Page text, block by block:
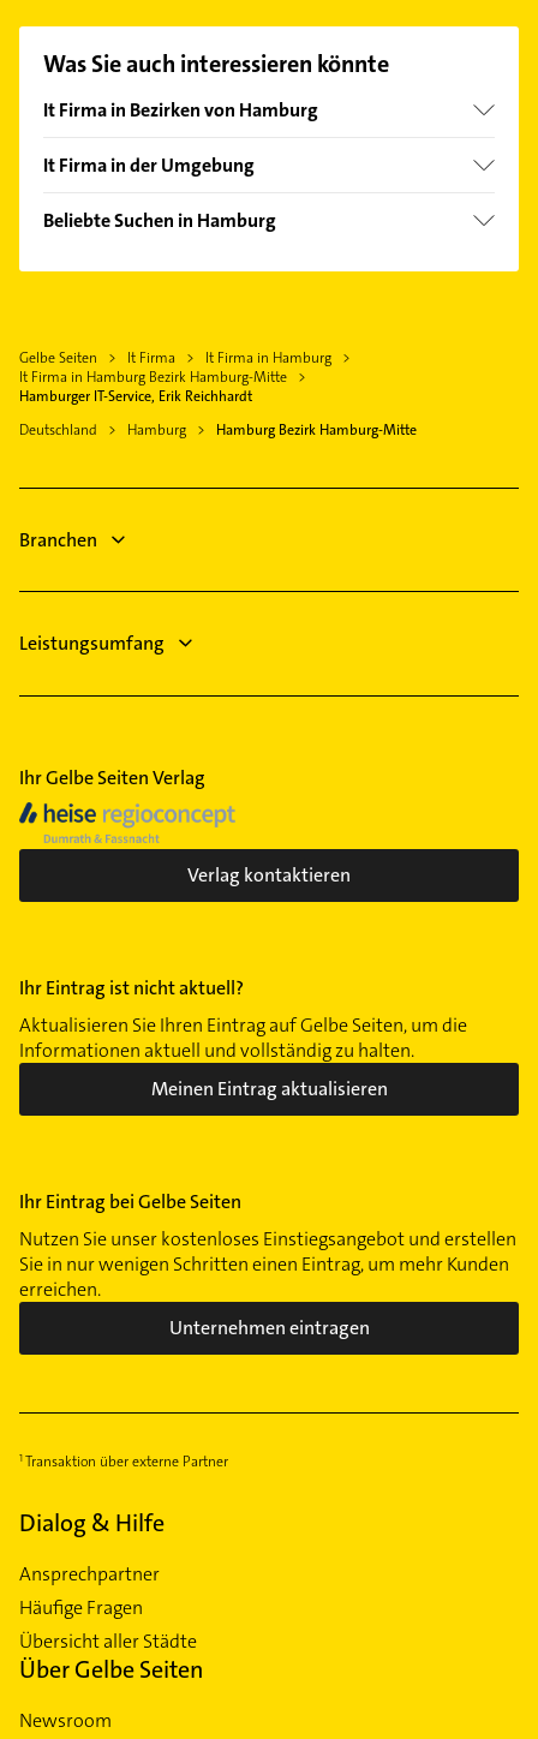
Hier finden Sie alleKontaktdaten
Was Sie auch interessieren könnte
It Firma in Bezirken von Hamburg
Bezirk Altona
Bezirk Eimsbüttel
It Firma in der Umgebung
Oststeinbek
Schenefeld
Halstenbek Holstein
Rellingen
Beliebte Suchen in Hamburg
Gebäudereinigung
Elektroinstallation
Elektriker
Rohrreinigung
Gelbe Seiten It Firma
It Firma in Hamburg
It Firma in Hamburg Bezirk Hamburg-Mitte
Hamburger IT-Service, Erik Reichhardt
Deutschland
Hamburg Hamburg Bezirk Hamburg-Mitte
Branchen
Leistungsumfang
Ihr Gelbe Seiten Verlag
Verlag kontaktieren
Ihr Eintrag ist nicht aktuell?
Aktualisieren Sie Ihren Eintrag auf Gelbe Seiten, um die
Informationen aktuell und vollständig zu halten.
Meinen Eintrag aktualisieren
Ihr Eintrag bei Gelbe Seiten
Nutzen Sie unser kostenloses Einstiegsangebot und erstellen
Sie in nur wenigen Schritten einen Eintrag, um mehr Kunden
erreichen.
Unternehmen eintragen
Transaktion über externe Partner
Dialog & Hilfe
Ansprechpartner
Häufige Fragen
Übersicht aller Städte
Über Gelbe Seiten
Newsroom